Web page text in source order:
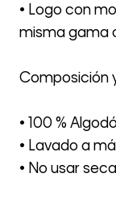
• Logo con
misma gama
Composición
• 100 %
• Lavado a
• No usar